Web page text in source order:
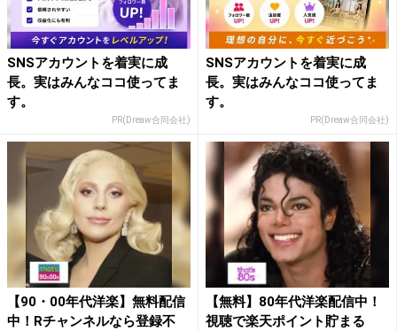
SNSアカウントを着実に成
長。実はみんなココ使ってま
す。
PR(Dreaw合同会社)
SNSアカウントを着実に成
長。実はみんなココ使ってま
す。
PR(Dreaw合同会社)
【90・00年代洋楽】無料配信
中！Rチャンネルなら登録不
【無料】80年代洋楽配信中！
視聴で楽天ポイント貯まる